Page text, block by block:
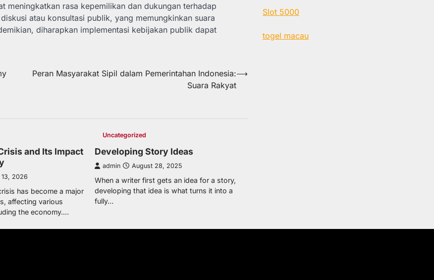
meningkatkan rasa kepemilikan dan dukungan terhadap
atau konsultasi publik, yang memungkinkan suara
diharapkan implementasi kebijakan publik dapat
Peran Masyarakat Sipil dalam Pemerintahan Indonesia:
Suara Rakyat
⟶
and Its Impact
13, 2026
has become a major
affecting various
the economy.…
Uncategorized
Developing Story Ideas
admin August 28, 2025
When a writer first gets an idea for a story,
developing that idea is what turns it into a
fully…
Slot 5000
togel macau